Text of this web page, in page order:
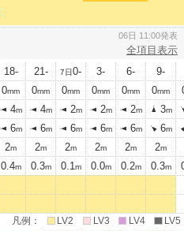
06日 11:00発表
全項目表示
18- 21- 7日0- 3- 6- 9-
0mm 0mm 0mm 0mm 0mm 0mm
4m 4m 2m 2m 2m 3m
6m 6m 6m 6m 6m 6m
2m 2m 2m 2m 2m 2m
0.4m 0.3m 0.1m 0.0m 0.2m 0.3m
凡例： LV2 LV3 LV4 LV5